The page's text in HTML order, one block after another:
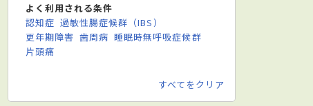
よく利用される条件
認知症 過敏性腸症候群（IBS）
更年期障害 歯周病 睡眠時無呼吸症候群
片頭痛
すべてをクリア